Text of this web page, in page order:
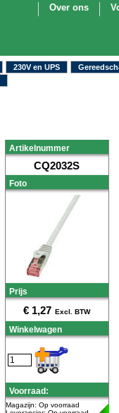
Over ons
230V en UPS
Artikelnummer
CQ2032S
Foto
Prijs
€ 1,27 Excl. BTW
Winkelwagen
Voorraad:
Magazijn: Op voorraad